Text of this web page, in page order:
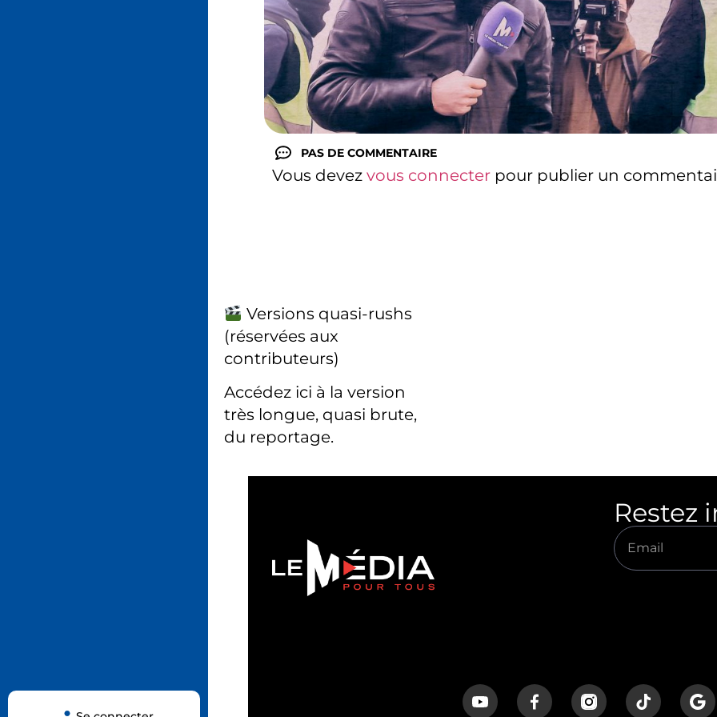
PAS DE COMMENTAIRE
Vous devez vous connecter pour publier un
Versions quasi-rushs
(réservées aux
contributeurs)
Accédez ici à la version
très longue, quasi brute,
du reportage.
Restez